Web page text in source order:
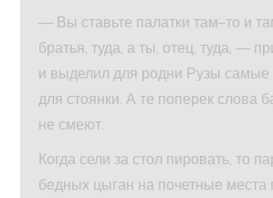
— Вы ставьте палатки там–то и
братья, туда, а ты, отец, туда, —
и выделил для родни Рузы самые
для стоянки. А те поперек слова
не смеют.
Когда сели за стол пировать, то
бедных цыган на почетные места